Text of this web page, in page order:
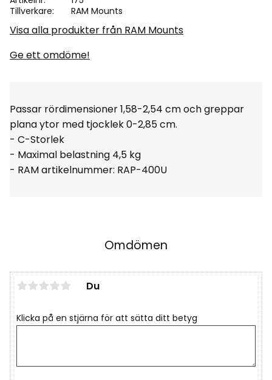
Tillverkare
RAM Mounts
Visa alla produkter från RAM Mounts
Ge ett omdöme!
Passar rördimensioner 1,58-2,54 cm och greppar
plana ytor med tjocklek 0-2,85 cm.
- C-Storlek
- Maximal belastning 4,5 kg
- RAM artikelnummer: RAP-400U
Omdömen
Du
Klicka på en stjärna för att sätta ditt betyg